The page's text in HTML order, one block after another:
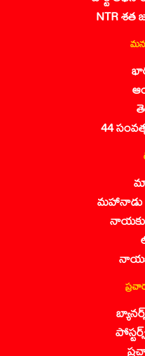
NTR
44
మహానాడు